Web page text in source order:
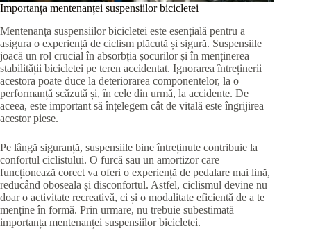
Importanța mentenanței suspensiilor bicicletei
Mentenanța suspensiilor bicicletei este esențială pentru a
asigura o experiență de ciclism plăcută și sigură. Suspensiile
joacă un rol crucial în absorbția șocurilor și în menținerea
stabilității bicicletei pe teren accidentat. Ignorarea întreținerii
acestora poate duce la deteriorarea componentelor, la o
performanță scăzută și, în cele din urmă, la accidente. De
aceea, este important să înțelegem cât de vitală este îngrijirea
acestor piese.
Pe lângă siguranță, suspensiile bine întreținute contribuie la
confortul ciclistului. O furcă sau un amortizor care
funcționează corect va oferi o experiență de pedalare mai lină,
reducând oboseala și disconfortul. Astfel, ciclismul devine nu
doar o activitate recreativă, ci și o modalitate eficientă de a te
menține în formă. Prin urmare, nu trebuie subestimată
importanța mentenanței suspensiilor bicicletei.